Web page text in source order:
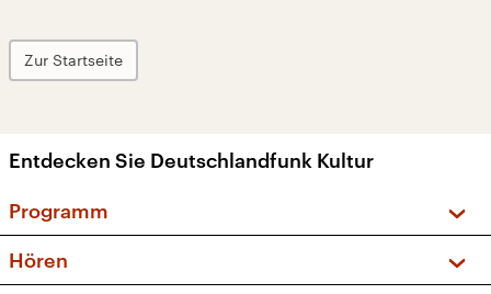
Zur Startseite
Entdecken Sie Deutschlandfunk Kultur
Programm
Sendungen und Podcasts
Hören